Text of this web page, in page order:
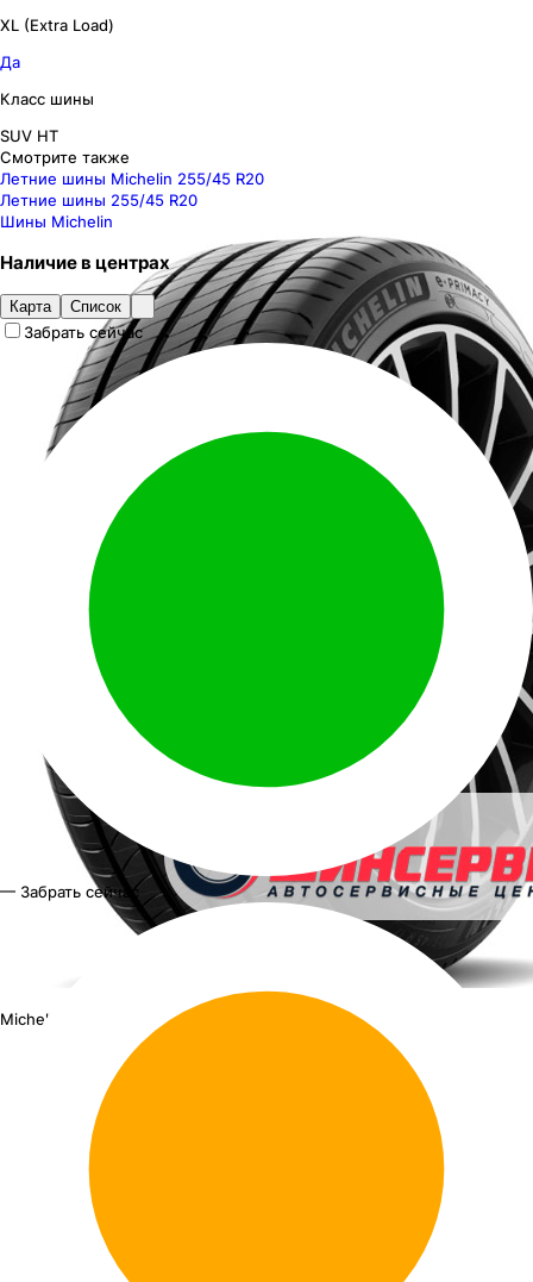
XL (Extra Load)
Да
Класс шины
SUV HT
Смотрите также
Летние шины Michelin 255/45 R20
Летние шины 255/45 R20
Шины Michelin
Michelin E Primacy Acoustic 255/45 R20 105V XL
Наличиев центрах
Карта Список
Забрать сейчас
— Забрать сейчас